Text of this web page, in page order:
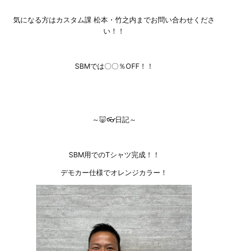
気になる方はカスタム課 松本・竹之内までお問い合わせくださ
い！！
SBMでは〇〇％OFF！！
～🐷👓日記～
SBM用でのTシャツ完成！！
デモカー仕様でオレンジカラー！